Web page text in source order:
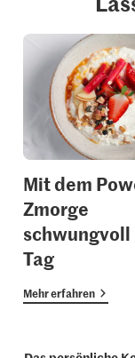
Mit dem
Zmorge
schwungvoll
Tag
Mehr erfahren